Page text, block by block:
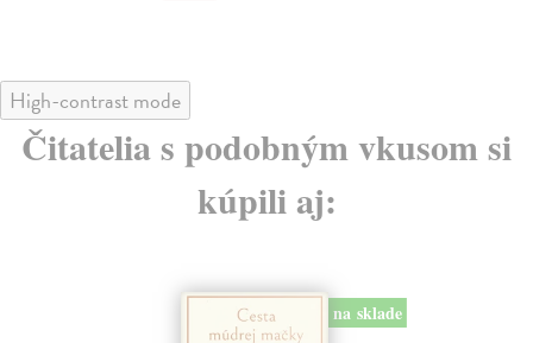
High-contrast mode
Čitatelia s podobným vkusom si
kúpili aj: